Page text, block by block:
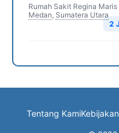
Rumah Sakit Regina Maris
Medan, Sumatera Utara
2
Tentang KamiKebijakan